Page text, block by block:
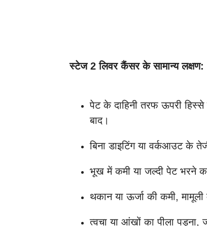
स्टेज 2 लिवर कैंसर के सामान्य लक्षण:
पेट के दाहिनी तरफ ऊपरी
बाद।
बिना डाइटिंग या वर्कआउट के
भूख में कमी या जल्दी पेट भरने
थकान या ऊर्जा की कमी,
त्वचा या आंखों का पीला पड़ना,